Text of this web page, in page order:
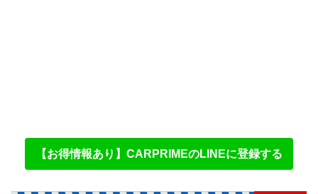
【お得情報あり】CARPRIMEのLINEに登録する